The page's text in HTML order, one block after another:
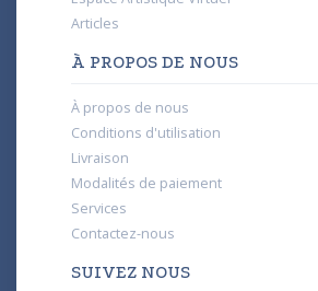
Articles
À PROPOS DE NOUS
À propos de nous
Conditions d'utilisation
Livraison
Modalités de paiement
Services
Contactez-nous
SUIVEZ NOUS